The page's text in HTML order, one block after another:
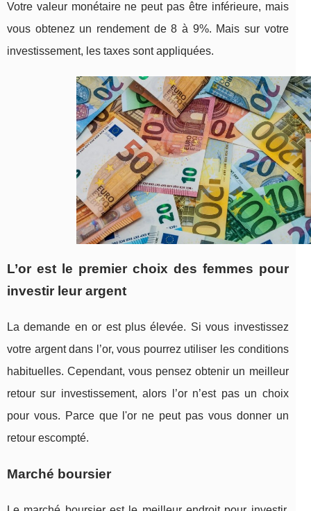
Votre valeur monétaire ne peut pas être inférieure, mais
vous obtenez un rendement de 8 à 9%. Mais sur votre
investissement, les taxes sont appliquées.
L’or est le premier choix des femmes pour
investir leur argent
La demande en or est plus élevée. Si vous investissez
votre argent dans l’or, vous pourrez utiliser les conditions
habituelles. Cependant, vous pensez obtenir un meilleur
retour sur investissement, alors l’or n’est pas un choix
pour vous. Parce que l'or ne peut pas vous donner un
retour escompté.
Marché boursier